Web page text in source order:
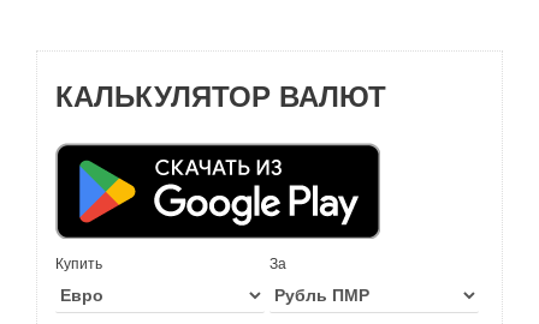
КАЛЬКУЛЯТОР ВАЛЮТ
Купить За